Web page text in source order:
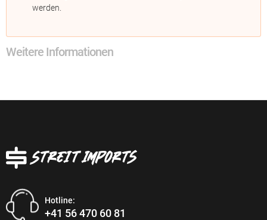
werden.
Weitere Informationen
Hotline:
+41 56 470 60 81